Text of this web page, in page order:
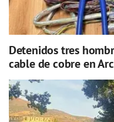
Detenidos tres
cable de cobre en